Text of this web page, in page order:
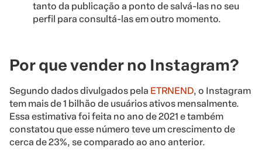
tanto da publicação a ponto de salvá-las no seu
perfil para consultá-las em outro momento.
Por que vender no Instagram?
Segundo dados divulgados pela ETRNEND, o Instagram
tem mais de 1 bilhão de usuários ativos mensalmente.
Essa estimativa foi feita no ano de 2021 e também
constatou que esse número teve um crescimento de
cerca de 23%, se comparado ao ano anterior.